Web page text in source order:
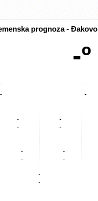
prognoza - Đakovo
-º
-
-
-
-
-
-
-
-
-
-
-
-
-
-
-
-